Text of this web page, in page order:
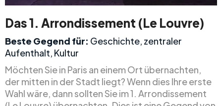
Das 1. Arrondissement (Le Louvre)
Beste Gegend für: Geschichte, zentraler
Aufenthalt, Kultur
Möchten Sie in Paris an einem Ort übernachten,
der mitten in der Stadt liegt? Wenn dies Ihre erste
Wahl wäre, dann sollten Sie im 1. Arrondissement